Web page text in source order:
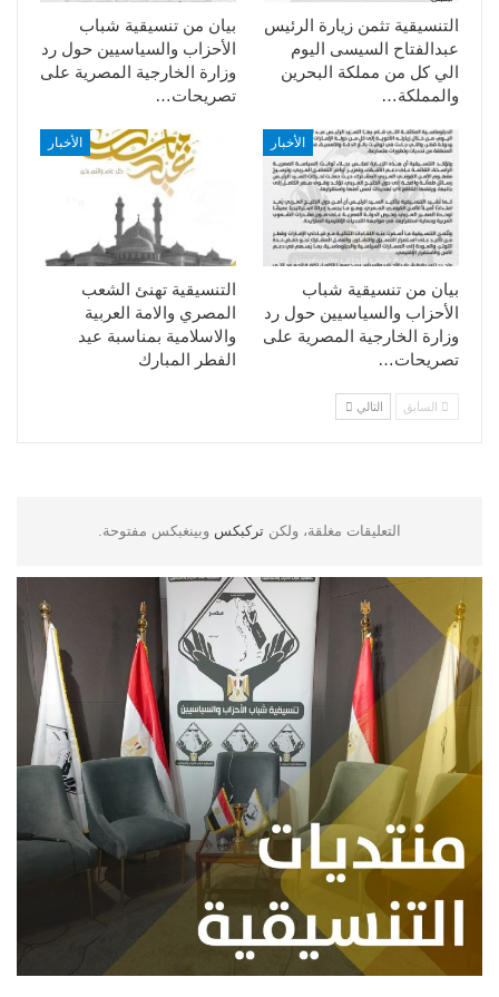
بيان من تنسيقية شباب
الأحزاب والسياسيين حول رد
وزارة الخارجية المصرية على
تصريحات…
التنسيقية تثمن زيارة الرئيس
عبدالفتاح السيسى اليوم
الي كل من مملكة البحرين
والمملكة…
الأخبار
التنسيقية تهنئ الشعب
المصري والامة العربية
والاسلامية بمناسبة عيد
الفطر المبارك
الأخبار
بيان من تنسيقية شباب
الأحزاب والسياسيين حول رد
وزارة الخارجية المصرية على
تصريحات…
السابق التالي
التعليقات مغلقة، ولكن تركبكس وبينغبكس مفتوحة.